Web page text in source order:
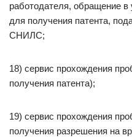
работодателя, обращение
для получения патента,
СНИЛС;
18) сервис прохождения
получения патента);
19) сервис прохождения
получения разрешения на